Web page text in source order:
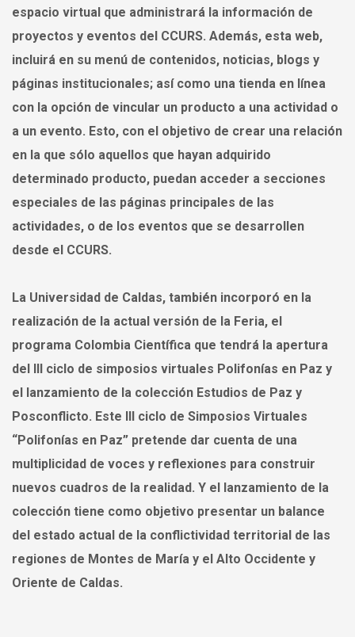
espacio virtual que administrará la información de
proyectos y eventos del CCURS. Además, esta web,
incluirá en su menú de contenidos, noticias, blogs y
páginas institucionales; así como una tienda en línea
con la opción de vincular un producto a una actividad o
a un evento. Esto, con el objetivo de crear una relación
en la que sólo aquellos que hayan adquirido
determinado producto, puedan acceder a secciones
especiales de las páginas principales de las
actividades, o de los eventos que se desarrollen
desde el CCURS.
La Universidad de Caldas, también incorporó en la
realización de la actual versión de la Feria, el
programa Colombia Científica que tendrá la apertura
del III ciclo de simposios virtuales Polifonías en Paz y
el lanzamiento de la colección Estudios de Paz y
Posconflicto. Este III ciclo de Simposios Virtuales
“Polifonías en Paz” pretende dar cuenta de una
multiplicidad de voces y reflexiones para construir
nuevos cuadros de la realidad. Y el lanzamiento de la
colección tiene como objetivo presentar un balance
del estado actual de la conflictividad territorial de las
regiones de Montes de María y el Alto Occidente y
Oriente de Caldas.